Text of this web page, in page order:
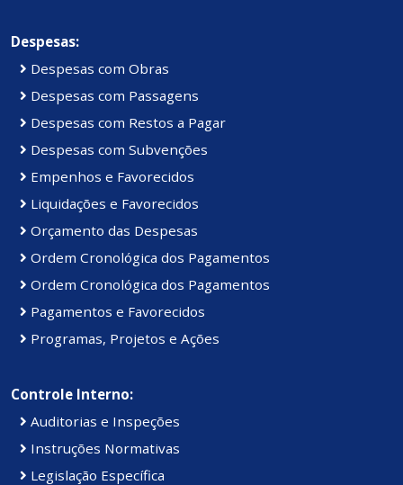
Despesas:
Despesas com Obras
Despesas com Passagens
Despesas com Restos a Pagar
Despesas com Subvenções
Empenhos e Favorecidos
Liquidações e Favorecidos
Orçamento das Despesas
Ordem Cronológica dos Pagamentos
Ordem Cronológica dos Pagamentos
Pagamentos e Favorecidos
Programas, Projetos e Ações
Controle Interno:
Auditorias e Inspeções
Instruções Normativas
Legislação Específica